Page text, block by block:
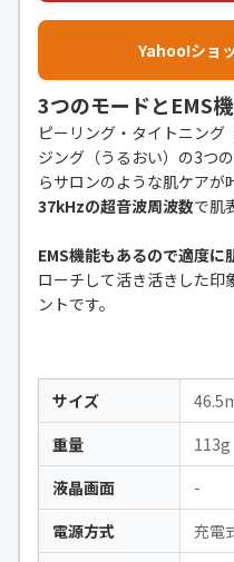
Yahoo!ショ
3つのモードとEMS
ピーリング・タイトニング
ジング（うるおい）の3つ
らサロンのような肌ケアが
37kHzの超音波周波数で肌
EMS機能もあるので適度に
ローチして活き活きした印
ントです。
サイズ
重量
113g
液晶画面
-
電源方式
充電